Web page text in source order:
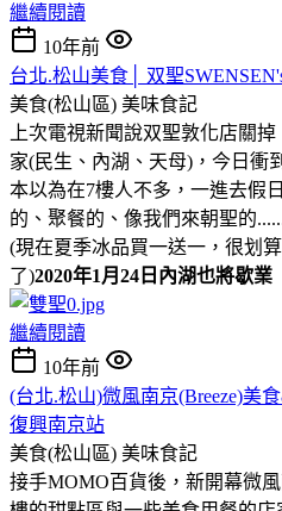
繼續閱讀
10年前
台北.松山美食│ 双聖
美食(松山區) 美味食記
上次電視新聞說双聖敦化店關
家(民生、內湖、天母)，今日衝
本以為在7樓人不多，一進去假
的、聚餐的、像我們來朝聖的
(現在夏季冰品買一送一，很划
了)2020年1月24日內湖也將歇業
繼續閱讀
10年前
(台北.松山)微風南京(Breeze)美
復興南京站
美食(松山區) 美味食記
接手MOMO百貨後，新開幕微